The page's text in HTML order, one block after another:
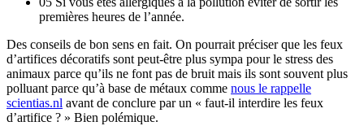
premières heures de l’année.
Des conseils de bon sens en fait. On pourrait préciser que les feux
d’artifices décoratifs sont peut-être plus sympa pour le stress des
animaux parce qu’ils ne font pas de bruit mais ils sont souvent plus
polluant parce qu’à base de métaux comme nous le rappelle
scientias.nl avant de conclure par un « faut-il interdire les feux
d’artifice ? » Bien polémique.